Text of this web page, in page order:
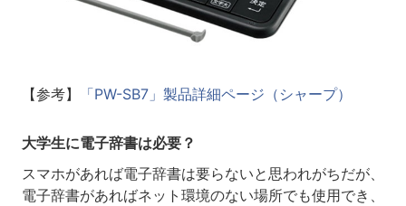
【参考】 「PW-SB7」製品詳細ページ（シャープ）
大学生に電子辞書は必要？
スマホがあれば電子辞書は要らないと思われがちだが、
電子辞書があればネット環境のない場所でも使用でき、